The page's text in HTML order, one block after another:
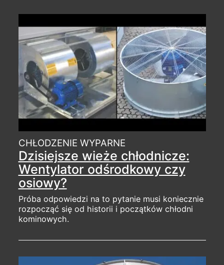
CHŁODZENIE WYPARNE
Dzisiejsze wieże chłodnicze:
Wentylator odśrodkowy czy
osiowy?
Próba odpowiedzi na to pytanie musi koniecznie
rozpocząć się od historii i początków chłodni
kominowych.